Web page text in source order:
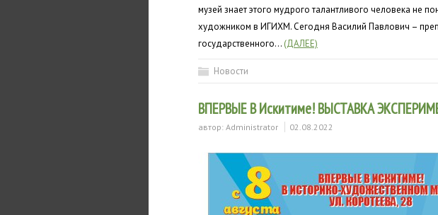
музей знает этого мудрого талантливого человека не
художником в ИГИХМ. Сегодня Василий Павлович –
государственного… (ДАЛЕЕ)
Новости
ВПЕРВЫЕ В Искитиме! ВЫСТАВКА
автор: Administrator 02.08.2022